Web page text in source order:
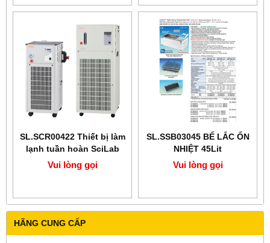
HÃNG CUNG CẤP
SL.SCR00422 Thiết bị làm
lạnh tuần hoàn SciLab
Vui lòng gọi
SL.SSB03045 BỂ LẮC ỔN
NHIỆT 45Lit
Vui lòng gọi